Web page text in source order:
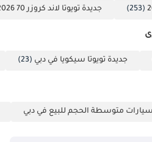
(253) جديدة تويوتا لاند كروزر 70 2026
جديدة تويوتا سيكويا في دبي (23)
سيارات متوسطة الحجم للبيع في دبي